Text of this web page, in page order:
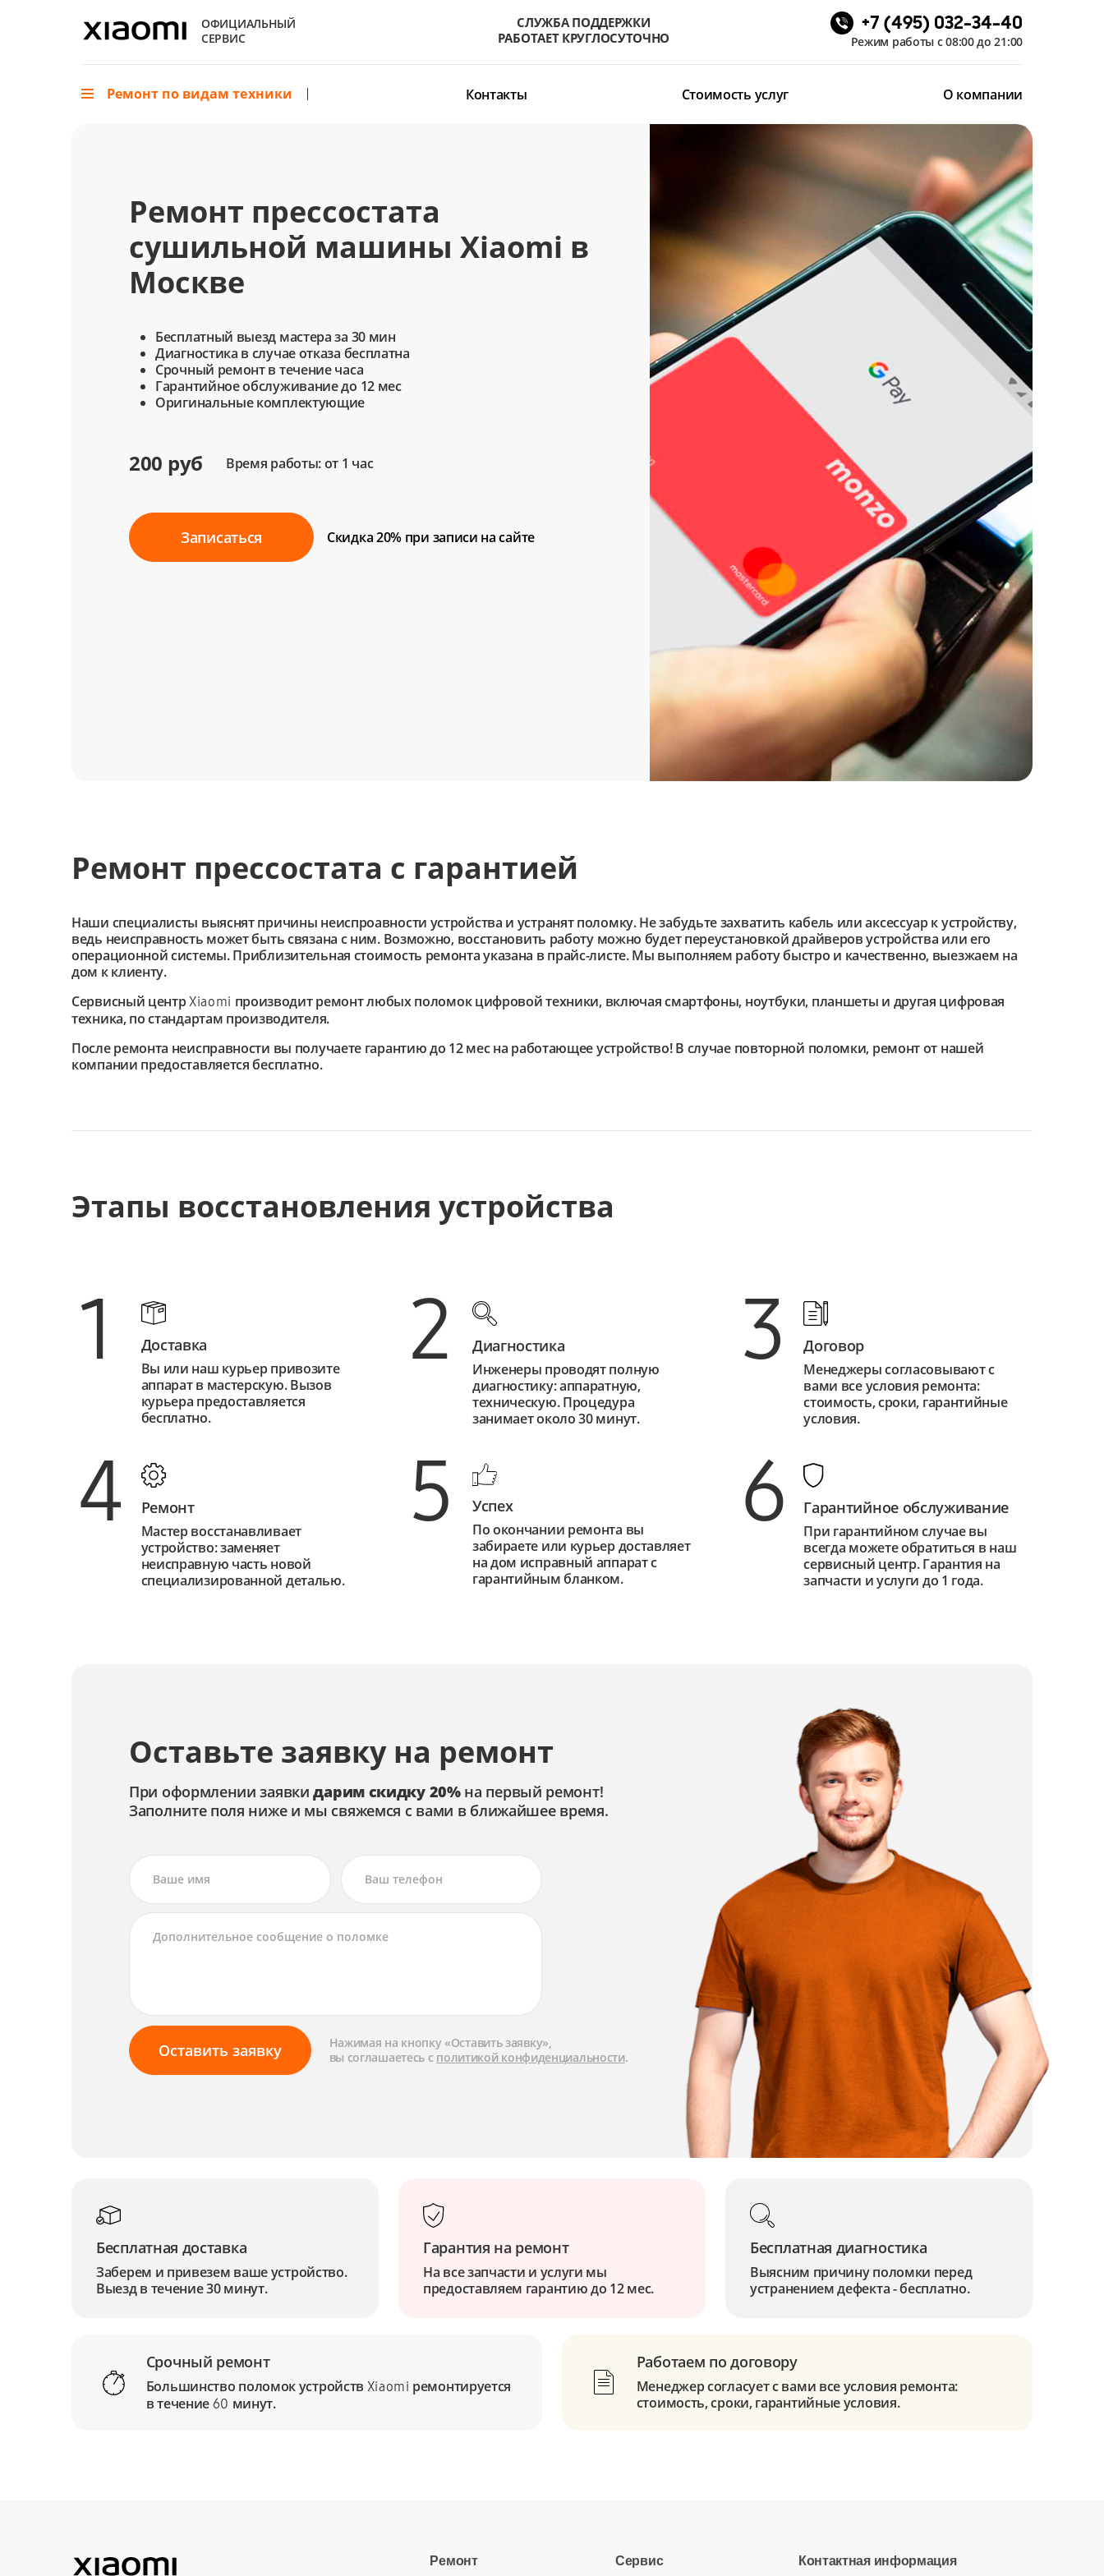
ОФИЦИАЛЬНЫЙ
СЕРВИС
СЛУЖБА ПОДДЕРЖКИ
РАБОТАЕТ КРУГЛОСУТОЧНО
+7 (495) 032-34-40
Режим работы с 08:00 до 21:00
Ремонт по видам техники Контакты Стоимость услуг О компании
Ремонт прессостата
сушильной машины Xiaomi в
Москве
Бесплатный выезд мастера за 30 мин
Диагностика в случае отказа бесплатна
Срочный ремонт в течение часа
Гарантийное обслуживание до 12 мес
Оригинальные комплектующие
200 руб Время работы: от 1 час
Записаться Скидка 20% при записи на сайте
Ремонт прессостата с гарантией
Наши специалисты выяснят причины неиспроавности устройства и устранят поломку. Не забудьте захватить кабель или аксессуар к устройству,
ведь неисправность может быть связана с ним. Возможно, восстановить работу можно будет переустановкой драйверов устройства или его
операционной системы. Приблизительная стоимость ремонта указана в прайс-листе. Мы выполняем работу быстро и качественно, выезжаем на
дом к клиенту.
Сервисный центрXiaomi производит ремонт любых поломок цифровой техники, включая смартфоны, ноутбуки, планшеты и другая цифровая
техника, по стандартам производителя.
После ремонта неисправности вы получаете гарантию до 12 мес на работающее устройство! В случае повторной поломки, ремонт от нашей
компании предоставляется бесплатно.
Этапы восстановления устройства
1 Доставка
Вы или наш курьер привозите
аппарат в мастерскую. Вызов
курьера предоставляется
бесплатно.
2 Диагностика
Инженеры проводят полную
диагностику: аппаратную,
техническую. Процедура
занимает около 30 минут.
3 Договор
Менеджеры согласовывают с
вами все условия ремонта:
стоимость, сроки, гарантийные
условия.
4 Ремонт
Мастер восстанавливает
устройство: заменяет
неисправную часть новой
специализированной деталью.
5 Успех
По окончании ремонта вы
забираете или курьер доставляет
на дом исправный аппарат с
гарантийным бланком.
6 Гарантийное обслуживание
При гарантийном случае вы
всегда можете обратиться в наш
сервисный центр. Гарантия на
запчасти и услуги до 1 года.
Оставьте заявку на ремонт
При оформлении заявкидарим скидку 20%на первый ремонт!
Заполните поля ниже и мы свяжемся с вами в ближайшее время.
Оставить заявку
Нажимая на кнопку «Оставить заявку»,
вы соглашаетесь с политикой конфиденциальности.
Бесплатная доставка
Заберем и привезем ваше устройство.
Выезд в течение 30 минут.
Гарантия на ремонт
На все запчасти и услуги мы
предоставляем гарантию до 12 мес.
Бесплатная диагностика
Выясним причину поломки перед
устранением дефекта - бесплатно.
Срочный ремонт
Большинство поломок устройств Xiaomi ремонтируется
в течение 60 минут.
Работаем по договору
Менеджер согласует с вами все условия ремонта:
стоимость, сроки, гарантийные условия.
Ремонт Сервис Контактная информация